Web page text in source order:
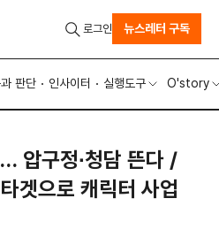
판단 인사이터 실행도구 O'story
로그인 뉴스레터 구독
압구정∙청담 뜬다 /
겟으로 캐릭터 사업